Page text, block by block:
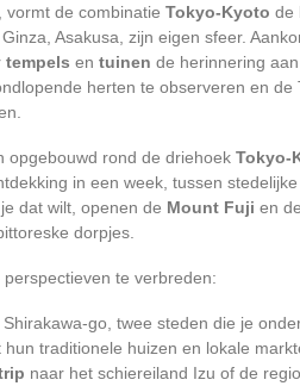
vormt de combinatie Tokyo-Kyoto de
Asakusa, zijn eigen sfeer.
tempels en tuinen de herinnering
herten te observeren en de
opgebouwd rond de driehoek Tokyo-
in een week, tussen
dat wilt, openen de Mount Fuji en de
dorpjes.
te verbreden:
go, twee steden die je
traditionele huizen en lokale
naar het schiereiland Izu of de